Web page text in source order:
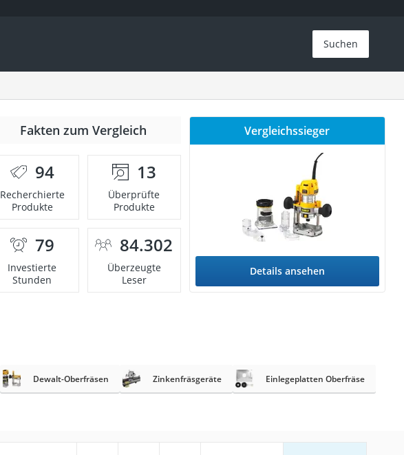
Suchen
Fakten zum Vergleich
94
Recherchierte
Produkte
13
Überprüfte
Produkte
79
Investierte
Stunden
84.302
Überzeugte
Leser
Vergleichssieger
Details ansehen
Dewalt-Oberfräsen Zinkenfräsgeräte Einlegeplatten Oberfräse